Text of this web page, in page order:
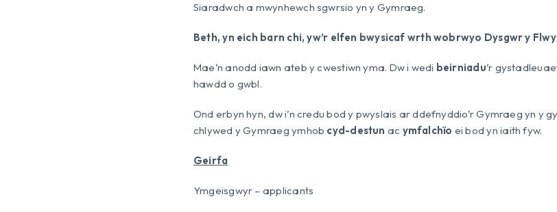
Siaradwch a mwynhewch sgwrsio yn y Gymraeg.
Beth, yn eich barn chi, yw’r elfen bwysicaf wrth wobrwyo Dysgwr y
Mae’n anodd iawn ateb y cwestiwn yma. Dw i wedi beirniadu’r
hawdd o gwbl.
Ond erbyn hyn, dw i’n credu bod y pwyslais ar ddefnyddio’r Gymraeg yn y
chlywed y Gymraeg ymhob cyd-destun ac ymfalchïo ei bod yn iaith fyw.
Geirfa
Ymgeisgwyr – applicants